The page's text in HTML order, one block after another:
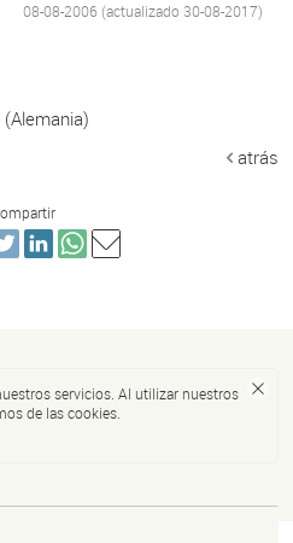
08-08-2006 (actualizado 30-08-2017)
atrás
servicios. Al utilizar nuestros
de las cookies.